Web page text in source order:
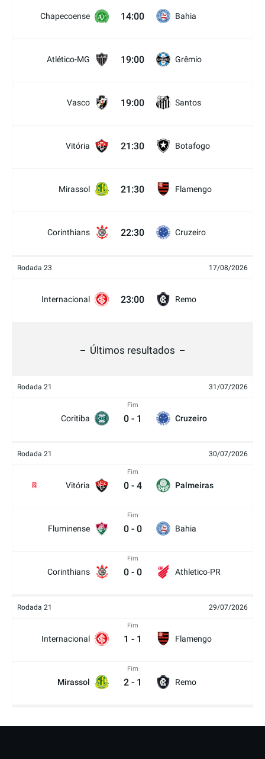
Chapecoense 14:00 Bahia
Atlético-MG 19:00 Grêmio
Vasco 19:00 Santos
Vitória 21:30 Botafogo
Mirassol 21:30 Flamengo
Corinthians 22:30 Cruzeiro
Rodada 23 17/08/2026
Internacional 23:00 Remo
Últimos resultados
Rodada 21 31/07/2026
Coritiba
Fim
0 - 1 Cruzeiro
Rodada 21 30/07/2026
Vitória
2
Fim
0 - 4 Palmeiras
Fluminense
Fim
0 - 0 Bahia
Corinthians
Fim
0 - 0 Athletico-PR
Rodada 21 29/07/2026
Internacional
Fim
1 - 1 Flamengo
Mirassol
Fim
2 - 1 Remo